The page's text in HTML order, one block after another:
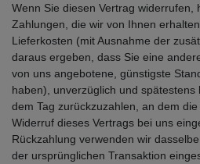
Wenn Sie diesen Vertrag widerrufen,
Zahlungen, die wir von Ihnen
Lieferkosten (mit Ausnahme der
daraus ergeben, dass Sie eine
von uns angebotene, günstigste
haben), unverzüglich und spätestens
dem Tag zurückzuzahlen, an dem
Widerruf dieses Vertrags bei uns
Rückzahlung verwenden wir
der ursprünglichen Transaktion